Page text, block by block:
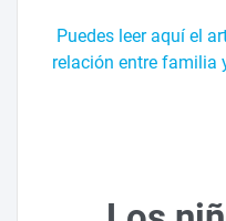
Puedes leer aquí el
relación entre familia